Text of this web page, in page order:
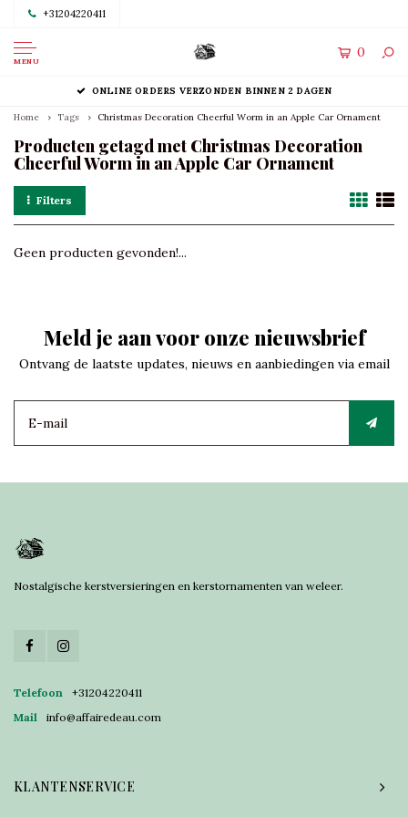
+31204220411
MENU
0
ONLINE ORDERS VERZONDEN BINNEN 2 DAGEN
Home Tags Christmas Decoration Cheerful Worm in an Apple Car Ornament
Producten getagd met Christmas Decoration
Cheerful Worm in an Apple Car Ornament
Filters
Geen producten gevonden!...
Meld je aan voor onze nieuwsbrief
Ontvang de laatste updates, nieuws en aanbiedingen via email
Nostalgische kerstversieringen en kerstornamenten van weleer.
Telefoon
+31204220411
Mail
info@affairedeau.com
KLANTENSERVICE